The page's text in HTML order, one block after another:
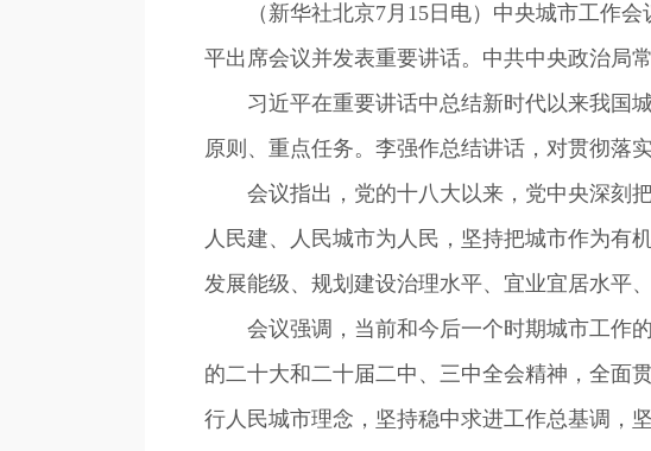
（新华社北京7月15日电）中央城市工作会
平出席会议并发表重要讲话。中共中央政治局
习近平在重要讲话中总结新时代以来我国城
原则、重点任务。李强作总结讲话，对贯彻落
会议指出，党的十八大以来，党中央深刻把
人民建、人民城市为人民，坚持把城市作为有
发展能级、规划建设治理水平、宜业宜居水平
会议强调，当前和今后一个时期城市工作的
的二十大和二十届二中、三中全会精神，全面
行人民城市理念，坚持稳中求进工作总基调，